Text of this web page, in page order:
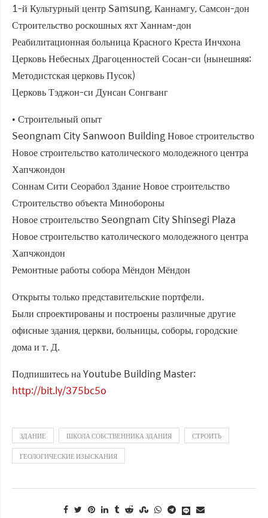
1-й Культурный центр Samsung, Каннамгу, Самсон-дон
Строительство роскошных яхт Ханнам-дон
Реабилитационная больница Красного Креста Инчхона
Церковь Небесных Драгоценностей Сосан-си (нынешняя:
Методистская церковь Пусок)
Церковь Тэджон-си Дунсан Сонгванг
• Строительный опыт
Seongnam City Sanwoon Building Новое строительство
Новое строительство католического молодежного центра
Хапчжондон
Соннам Сити Сеорабол Здание Новое строительство
Строительство объекта Минобороны
Новое строительство Seongnam City Shinsegi Plaza
Новое строительство католического молодежного центра
Хапчжондон
Ремонтные работы собора Мёндон Мёндон
Открыты только представительские портфели.
Были спроектированы и построены различные другие
офисные здания, церкви, больницы, соборы, городские
дома и т. Д.
Подпишитесь на Youtube Building Master:
http://bit.ly/375bc5o
ЗДАНИЕ ШКОЛА СОБСТВЕННИКА ЗДАНИЯ
СТРОИТЬ
ГЕОЛОГИЧЕСКИЕ ИЗЫСКАНИЯ